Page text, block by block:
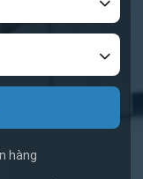
hàng